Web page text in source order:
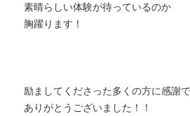
素晴らしい体験が待っているのか
胸躍ります！
励ましてくださった多くの方に感謝
ありがとうございました！！